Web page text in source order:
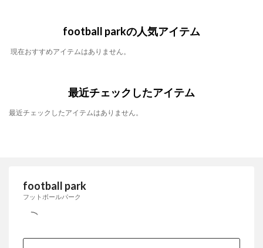
football parkの人気アイテム
現在おすすめアイテムはありません。
最近チェックしたアイテム
最近チェックしたアイテムはありません。
football park
フットボールパーク